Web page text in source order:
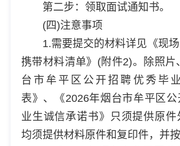
第二步：领取面试通知书。
(四)注意事项
1.需要提交的材料详见《现
携带材料清单》(附件2)。除照片
台市牟平区公开招聘优秀毕
表》、《2026年烟台市牟平区
业生诚信承诺书》只须提供原
均须提供材料原件和复印件，并按